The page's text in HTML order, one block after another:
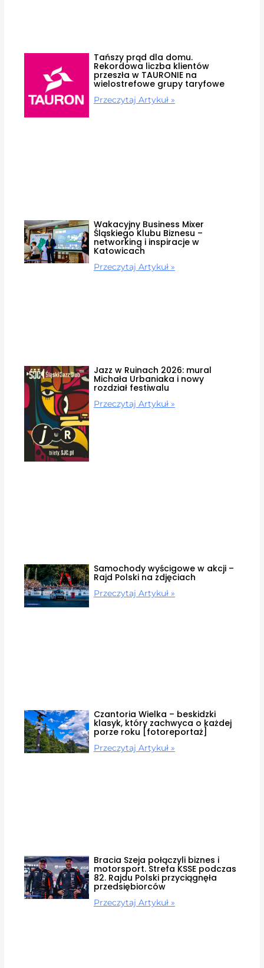
Tańszy prąd dla domu.
Rekordowa liczba klientów
przeszła w TAURONIE na
wielostrefowe grupy taryfowe
Przeczytaj Artykuł »
Wakacyjny Business Mixer
Śląskiego Klubu Biznesu –
networking i inspiracje w
Katowicach
Przeczytaj Artykuł »
Jazz w Ruinach 2026: mural
Michała Urbaniaka i nowy
rozdział festiwalu
Przeczytaj Artykuł »
Samochody wyścigowe w akcji –
Rajd Polski na zdjęciach
Przeczytaj Artykuł »
Czantoria Wielka – beskidzki
klasyk, który zachwyca o każdej
porze roku [fotoreportaż]
Przeczytaj Artykuł »
Bracia Szeja połączyli biznes i
motorsport. Strefa KSSE podczas
82. Rajdu Polski przyciągnęła
przedsiębiorców
Przeczytaj Artykuł »